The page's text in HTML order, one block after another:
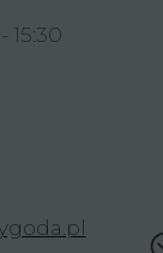
15:30